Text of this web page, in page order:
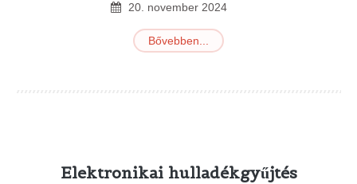
20 november 2024
Bővebben...
Elektronikai hulladékgyűjtés